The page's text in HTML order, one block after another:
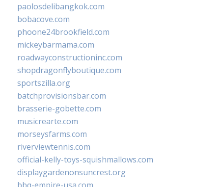
paolosdelibangkok.com
bobacove.com
phoone24brookfield.com
mickeybarmama.com
roadwayconstructioninc.com
shopdragonflyboutique.com
sportszilla.org
batchprovisionsbar.com
brasserie-gobette.com
musicrearte.com
morseysfarms.com
riverviewtennis.com
official-kelly-toys-squishmallows.com
displaygardenonsuncrest.org